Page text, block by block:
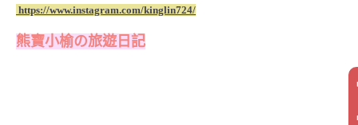
https://www.instagram.com/kinglin724/
熊寶小榆の旅遊日記